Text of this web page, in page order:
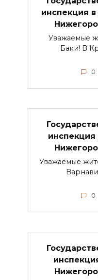
инспекция
Уважаемые
Баки! В
0
инспекция
Уважаемые
0